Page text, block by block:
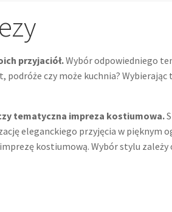
przyjaciół.Wybór odpowiedniego
czy może kuchnia?
tematyczna impreza kostiumowa.
eleganckiego przyjęcia w pięknym
kostiumową. Wybór stylu